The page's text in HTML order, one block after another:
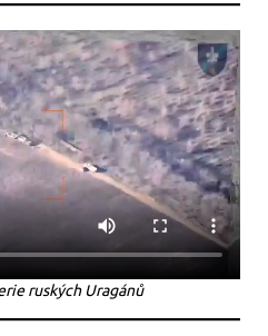
ruských Uragánů